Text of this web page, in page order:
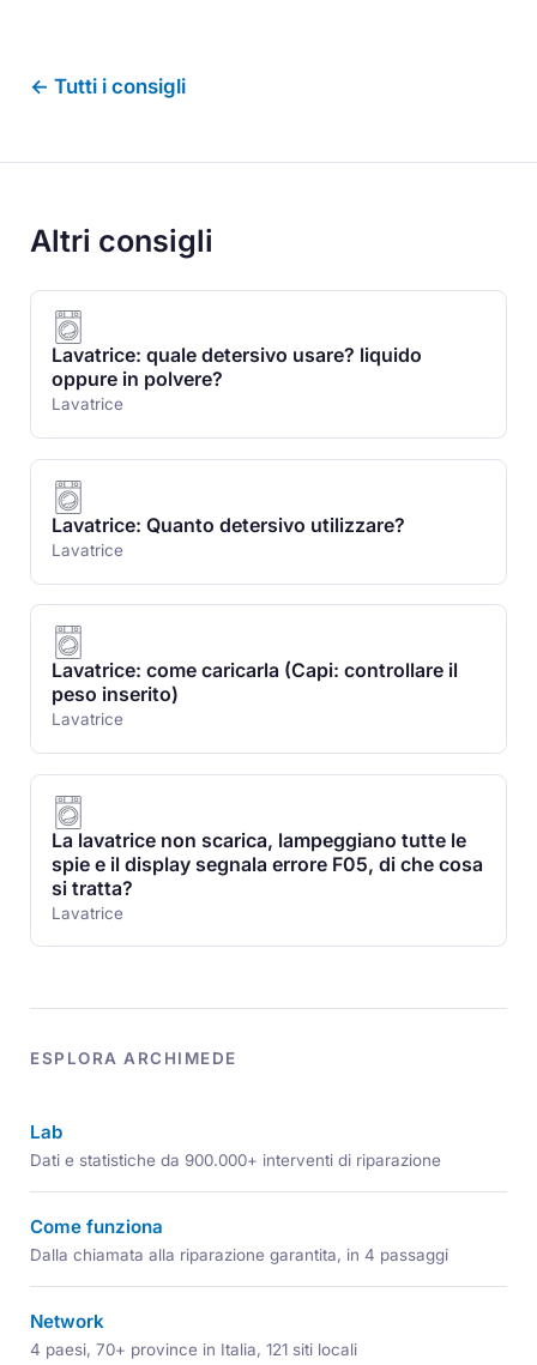
← Tutti i consigli
Altri consigli
Lavatrice: quale detersivo usare? liquido
oppure in polvere?
Lavatrice
Lavatrice: Quanto detersivo utilizzare?
Lavatrice
Lavatrice: come caricarla (Capi: controllare il
peso inserito)
Lavatrice
La lavatrice non scarica, lampeggiano tutte le
spie e il display segnala errore F05, di che cosa
si tratta?
Lavatrice
ESPLORA ARCHIMEDE
Lab
Dati e statistiche da 900.000+ interventi di riparazione
Come funziona
Dalla chiamata alla riparazione garantita, in 4 passaggi
Network
4 paesi, 70+ province in Italia, 121 siti locali